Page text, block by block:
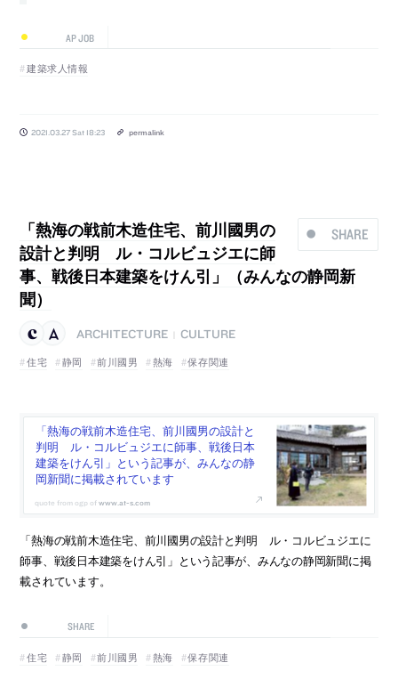
AP JOB
建築求人情報
2021.03.27 Sat 18:23 permalink
SHARE
「熱海の戦前木造住宅、前川國男の
設計と判明 ル・コルビュジエに師
事、戦後日本建築をけん引」（みんなの静岡新
聞）
ARCHITECTURE
CULTURE
住宅
静岡 前川國男 熱海 保存関連
「熱海の戦前木造住宅、前川國男の設計と
判明 ル・コルビュジエに師事、戦後日本
建築をけん引」という記事が、みんなの静
岡新聞に掲載されています
www.at-s.com
「熱海の戦前木造住宅、前川國男の設計と判明 ル・コルビュジエに
師事、戦後日本建築をけん引」という記事が、みんなの静岡新聞に掲
載されています。
SHARE
住宅 静岡 前川國男 熱海 保存関連